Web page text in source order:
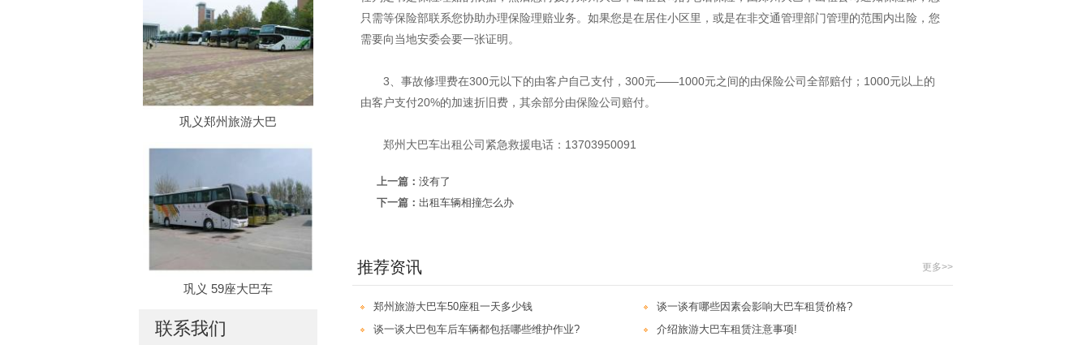
巩义郑州旅游大巴
巩义 59座大巴车
联系我们
只需等保险部联系您协助办理保险理赔业务。如果您是在居住小区里，或是在非交通管理部门管理的范围内出险，您
需要向当地安委会要一张证明。
3、事故修理费在300元以下的由客户自己支付，300元——1000元之间的由保险公司全部赔付；1000元以上的
由客户支付20%的加速折旧费，其余部分由保险公司赔付。
郑州大巴车出租公司紧急救援电话：13703950091
上一篇： 没有了
下一篇： 出租车辆相撞怎么办
推荐资讯 更多>>
郑州旅游大巴车50座租一天多少钱
谈一谈有哪些因素会影响大巴车租赁价格?
谈一谈大巴包车后车辆都包括哪些维护作业?
介绍旅游大巴车租赁注意事项!